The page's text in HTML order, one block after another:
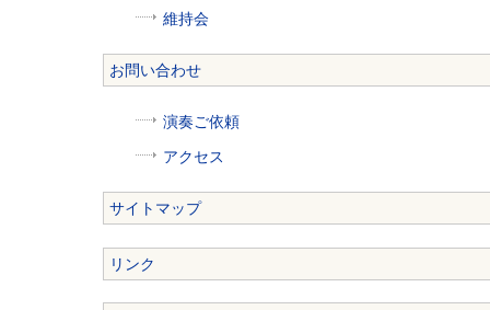
維持会
お問い合わせ
演奏ご依頼
アクセス
サイトマップ
リンク